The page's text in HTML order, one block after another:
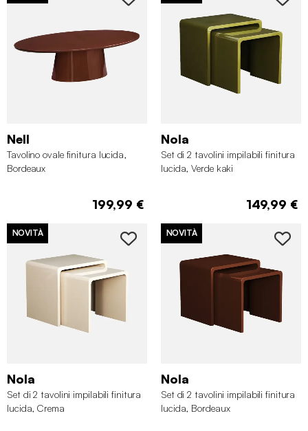
Nell
Tavolino ovale finitura lucida,
Bordeaux
199,99 €
Nola
Set di 2 tavolini impilabili finitura
lucida, Verde kaki
149,99 €
NOVITÀ
Nola
Set di 2 tavolini impilabili finitura
lucida, Crema
NOVITÀ
Nola
Set di 2 tavolini impilabili finitura
lucida, Bordeaux